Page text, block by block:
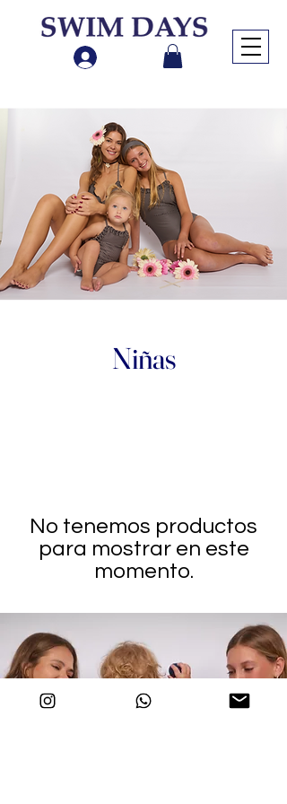
Niñas
No tenemos productos
para mostrar en este
momento.